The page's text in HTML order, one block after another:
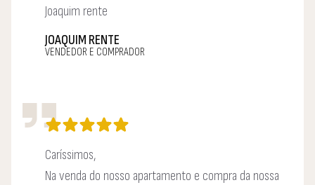
Joaquim rente
JOAQUIM RENTE
VENDEDOR E COMPRADOR
Caríssimos,
Na venda do nosso apartamento e compra da nossa